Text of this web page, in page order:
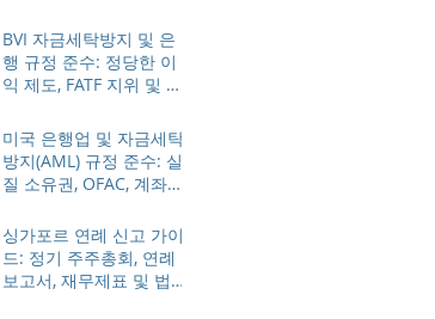
BVI 자금세탁방지 및 은
행 규정 준수: 정당한 이
익 제도, FATF 지위 및 ES
미국 은행업 및 자금세탁
방지(AML) 규정 준수: 실
질 소유권, OFAC, 계좌
싱가포르 연례 신고 가이
드: 정기 주주총회, 연례
보고서, 재무제표 및 법